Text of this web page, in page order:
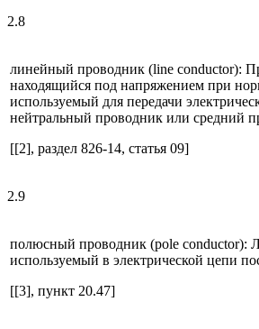
2.8
линейный проводник (line conductor):
находящийся под напряжением при
используемый для передачи
нейтральный проводник или средний
[[2], раздел 826-14, статья 09]
2.9
полюсный проводник (pole conductor):
используемый в электрической цепи
[[3], пункт 20.47]